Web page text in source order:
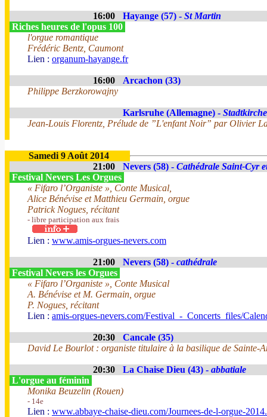
16:00 Hayange (57) - St Martin
Riches heures de l'opus 100
l'orgue romantique
Frédéric Bentz, Caumont
Lien : organum-hayange.fr
16:00
Arcachon (33)
Philippe Berzkorowajny
Karlsruhe (Allemagne) - Stadtkirche
Jean-Louis Florentz, Prélude de ”L'enfant Noir” par Olivier
Samedi 9 Août 2014
21:00
Nevers (58) - Cathédrale Saint-Cyr
Festival Nevers Les Orgues
« Fifaro l’Organiste », Conte Musical,
Alice Bénévise et Matthieu Germain, orgue
Patrick Nogues, récitant
- libre participation aux frais
Lien : www.amis-orgues-nevers.com
21:00 Nevers (58) - cathédrale
Festival Nevers les Orgues
« Fifaro l’Organiste », Conte Musical
A. Bénévise et M. Germain, orgue
P. Nogues, récitant
Lien : amis-orgues-nevers.com/Festival_-_Concerts_files/
20:30
Cancale (35)
David Le Bourlot : organiste titulaire à la basilique de Sainte-
20:30 La Chaise Dieu (43) - abbatiale
L'orgue au féminin
Monika Beuzelin (Rouen)
- 14e
Lien : www.abbaye-chaise-dieu.com/Journees-de-l-orgue-